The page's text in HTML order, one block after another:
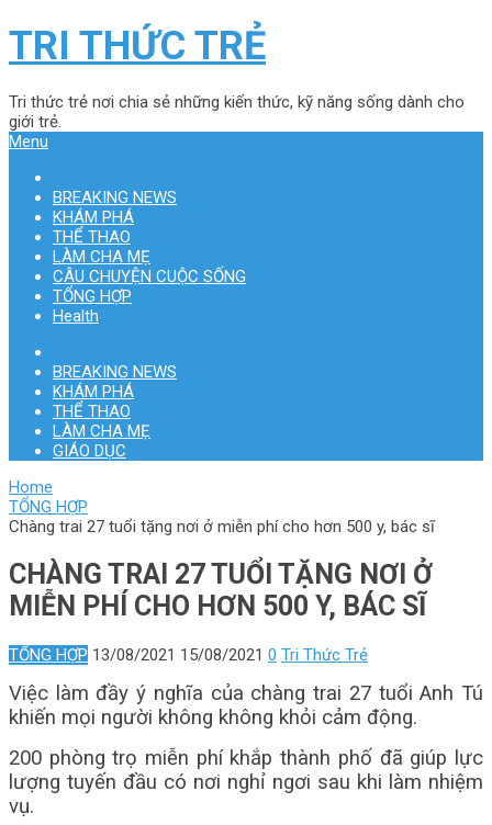
TRI THỨC TRẺ
Tri thức trẻ nơi chia sẻ những kiến thức, kỹ năng sống dành cho
giới trẻ.
Menu
BREAKING NEWS
KHÁM PHÁ
THỂ THAO
LÀM CHA MẸ
CÂU CHUYỆN CUỘC SỐNG
TỔNG HỢP
Health
BREAKING NEWS
KHÁM PHÁ
THỂ THAO
LÀM CHA MẸ
GIÁO DỤC
Home
TỔNG HỢP
Chàng trai 27 tuổi tặng nơi ở miễn phí cho hơn 500 y, bác sĩ
CHÀNG TRAI 27 TUỔI TẶNG NƠI Ở
MIỄN PHÍ CHO HƠN 500 Y, BÁC SĨ
TỔNG HỢP 13/08/2021 15/08/2021 0 Tri Thức Trẻ
Việc làm đầy ý nghĩa của chàng trai 27 tuổi Anh Tú
khiến mọi người không không khỏi cảm động.
200 phòng trọ miễn phí khắp thành phố đã giúp lực
lượng tuyến đầu có nơi nghỉ ngơi sau khi làm nhiệm
vụ.